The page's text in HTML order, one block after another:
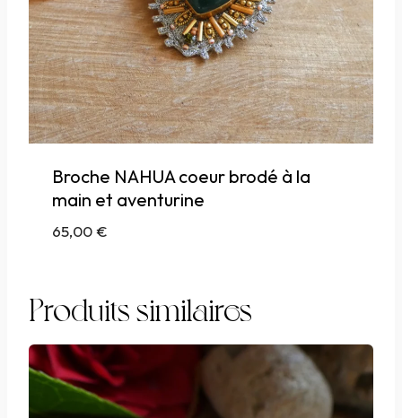
Broche NAHUA coeur brodé à la
main et aventurine
65,00€
Produits similaires